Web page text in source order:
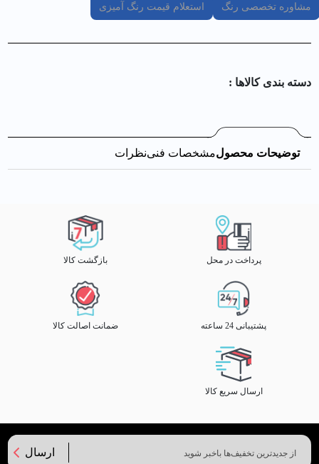
مشاوره تخصصی رنگ استعلام قیمت رنگ آمیزی
دسته بندی کالا‌ها :
توضیحات محصولمشخصات فنینظرات
پرداخت در محل بازگشت کالا
پشتیبانی 24 ساعته ضمانت اصالت کالا
ارسال سریع کالا
ارسال